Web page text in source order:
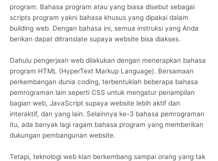
program. Bahasa program atau yang biasa disebut sebagai
scripts program yakni bahasa khusus yang dipakai dalam
building web. Dengan bahasa ini, semua instruksi yang Anda
berikan dapat ditranslate supaya website bisa diakses.
Dahulu pengerjaan web dilakukan dengan menerapkan bahasa
program HTML (HyperText Markup Language). Bersamaan
perkembangan dunia coding, terbentuklah beberapa bahasa
pemrograman lain seperti CSS untuk mengatur penampilan
bagian web, JavaScript supaya website lebih aktif dan
interaktif, dan yang lain. Selainnya ke-3 bahasa pemrograman
itu, ada banyak lagi ragam bahasa program yang memberikan
dukungan pembangunan website.
Tetapi, teknologi web kian berkembang sampai orang yang tak